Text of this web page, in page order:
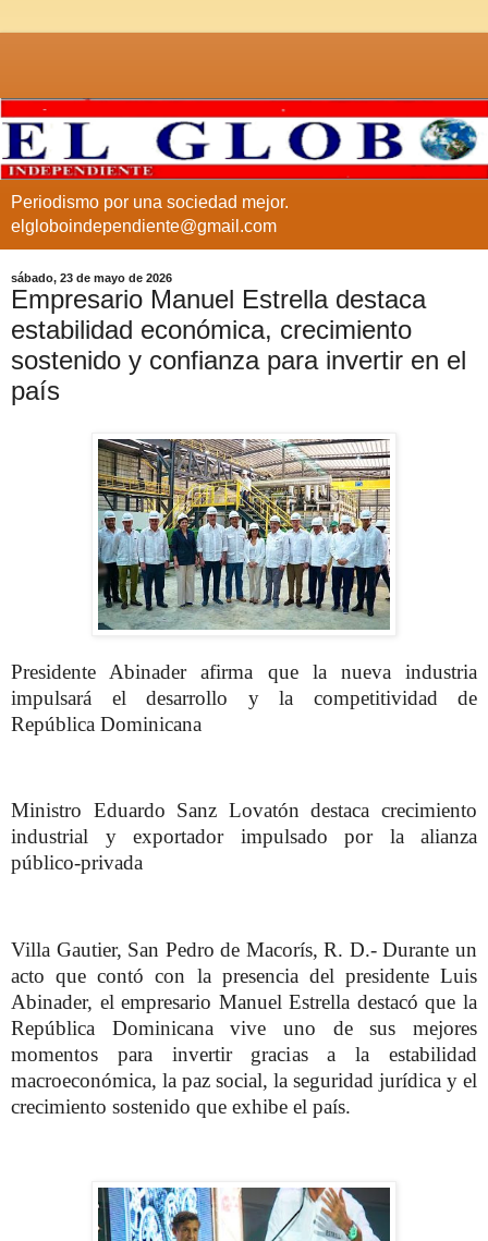
Periodismo por una sociedad mejor.
elgloboindependiente@gmail.com
sábado, 23 de mayo de 2026
Empresario Manuel Estrella destaca
estabilidad económica, crecimiento
sostenido y confianza para invertir en el
país
Presidente Abinader afirma que la nueva industria
impulsará el desarrollo y la competitividad de
República Dominicana
Ministro Eduardo Sanz Lovatón destaca crecimiento
industrial y exportador impulsado por la alianza
público-privada
Villa Gautier, San Pedro de Macorís, R. D.- Durante un
acto que contó con la presencia del presidente Luis
Abinader, el empresario Manuel Estrella destacó que la
República Dominicana vive uno de sus mejores
momentos para invertir gracias a la estabilidad
macroeconómica, la paz social, la seguridad jurídica y el
crecimiento sostenido que exhibe el país.